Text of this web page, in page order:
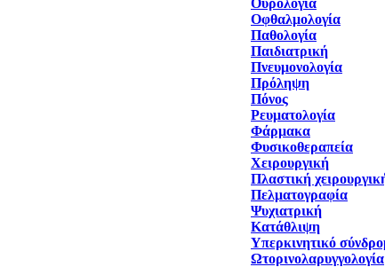
Ουρολογία
Οφθαλμολογία
Παθολογία
Παιδιατρική
Πνευμονολογία
Πρόληψη
Πόνος
Ρευματολογία
Φάρμακα
Φυσικοθεραπεία
Χειρουργική
Πλαστική
Πελματογραφία
Ψυχιατρική
Κατάθλιψη
Υπερκινητικό
Ωτορινολαρυγγολογία